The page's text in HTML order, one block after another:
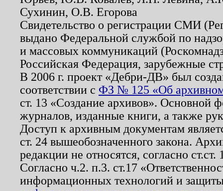
Сухинин, О.В. Егорова
Свидетельство о регистрации СМИ
выдано Федеральной службой по
и массовых коммуникаций
Российская Федерация, зарубежные
В 2006 г. проект «Дебри-ДВ» был
соответствии с ФЗ № 125 «Об
ст. 13 «Создание архивов». Основной
журналов, изданные книги, а также
Доступ к архивным документам
ст. 24 вышеобозначенного закона.
редакции не относятся, согласно
Согласно ч.2. п.3. ст.17
информационных технологий и